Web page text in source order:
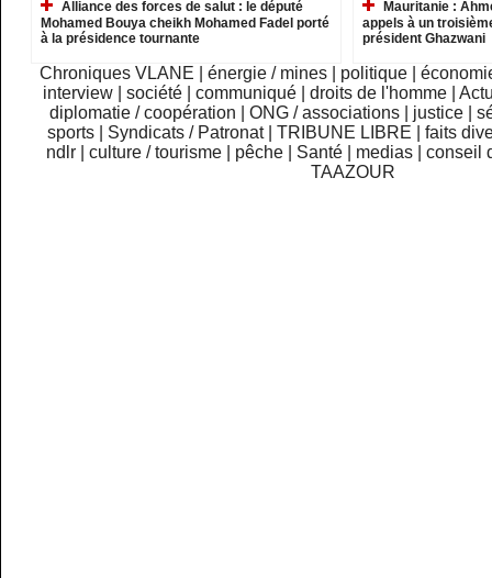
Alliance des forces de salut : le député
Mohamed Bouya cheikh Mohamed Fadel porté
à la présidence tournante
Mauritanie :
appels à un
président Ghazwani
Chroniques VLANE énergie / mines politique
interview
|société |communiqué |droits de l'homme |
diplomatie / coopération
ONG / associations justice
sports
Syndicats / Patronat TRIBUNE LIBRE
faits
ndlr
|culture / tourisme pêche Santé medias |conseil
TAAZOUR